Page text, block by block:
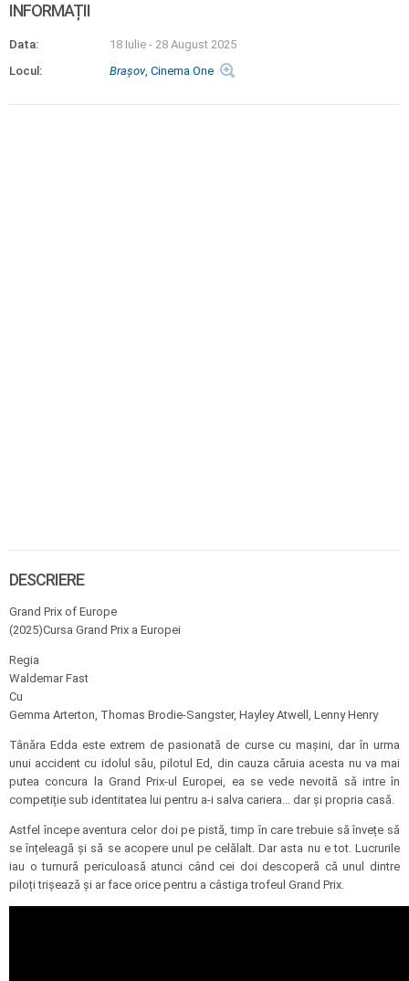
INFORMAȚII
Data: 18 Iulie - 28 August 2025
Locul:
Braşov, Cinema One
DESCRIERE
Grand Prix of Europe
(2025)Cursa Grand Prix a Europei
Regia
Waldemar Fast
Cu
Gemma Arterton, Thomas Brodie-Sangster, Hayley Atwell, Lenny Henry
Tânăra Edda este extrem de pasionată de curse cu mașini, dar în urma
unui accident cu idolul său, pilotul Ed, din cauza căruia acesta nu va mai
putea concura la Grand Prix-ul Europei, ea se vede nevoită să intre în
competiție sub identitatea lui pentru a-i salva cariera... dar și propria casă.
Astfel începe aventura celor doi pe pistă, timp în care trebuie să învețe să
se înțeleagă și să se acopere unul pe celălalt. Dar asta nu e tot. Lucrurile
iau o turnură periculoasă atunci când cei doi descoperă că unul dintre
piloți trișează și ar face orice pentru a câstiga trofeul Grand Prix.